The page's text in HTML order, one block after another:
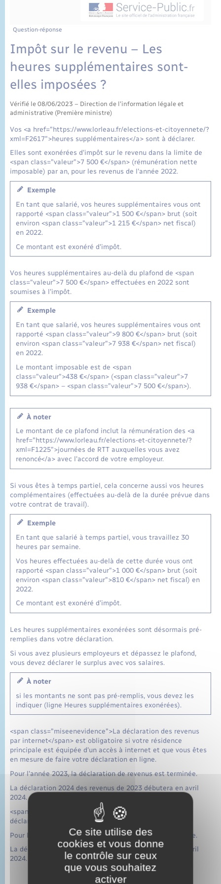
Question-réponse
Impôt sur le revenu – Les
heures supplémentaires sont-
elles imposées ?
Vérifié le 08/06/2023 – Direction de l'information légale et
administrative (Première ministre)
Vos <a href="https://www.lorleau.fr/elections-et-citoyennete/?
xml=F2617">heures supplémentaires</a> sont à déclarer.
Elles sont exonérées d'impôt sur le revenu dans la limite de
<span class="valeur">7 500 €</span> (rémunération nette
imposable) par an, pour les revenus de l'année 2022.
Exemple
En tant que salarié, vos heures supplémentaires vous ont
rapporté <span class="valeur">1 500 €</span> brut (soit
environ <span class="valeur">1 215 €</span> net fiscal)
en 2022.
Ce montant est exonéré d'impôt.
Vos heures supplémentaires au-delà du plafond de <span
class="valeur">7 500 €</span> effectuées en 2022 sont
soumises à l'impôt.
Exemple
En tant que salarié, vos heures supplémentaires vous ont
rapporté <span class="valeur">9 800 €</span> brut (soit
environ <span class="valeur">7 938 €</span> net fiscal)
en 2022.
Le montant imposable est de <span
class="valeur">438 €</span> (<span class="valeur">7
938 €</span> – <span class="valeur">7 500 €</span>).
À noter
Le montant de ce plafond inclut la rémunération des <a
href="https://www.lorleau.fr/elections-et-citoyennete/?
xml=F1225">journées de RTT auxquelles vous avez
renoncé</a> avec l'accord de votre employeur.
Si vous êtes à temps partiel, cela concerne aussi vos heures
complémentaires (effectuées au-delà de la durée prévue dans
votre contrat de travail).
Exemple
En tant que salarié à temps partiel, vous travaillez 30
heures par semaine.
Vos heures effectuées au-delà de cette durée vous ont
rapporté <span class="valeur">1 000 €</span> brut (soit
environ <span class="valeur">810 €</span> net fiscal) en
2022.
Ce montant est exonéré d'impôt.
Les heures supplémentaires exonérées sont désormais pré-
remplies dans votre déclaration.
Si vous avez plusieurs employeurs et dépassez le plafond,
vous devez déclarer le surplus avec vos salaires.
À noter
si les montants ne sont pas pré-remplis, vous devez les
indiquer (ligne Heures supplémentaires exonérées).
<span class="miseenevidence">La déclaration des revenus
par internet</span> est obligatoire si votre résidence
principale est équipée d'un accès à internet et que vous êtes
en mesure de faire votre déclaration en ligne.
Pour l'année 2023, la déclaration de revenus est terminée.
La déclaration 2024 des revenus de 2023 débutera en avril
2024.
<span class="miseenevidence">Si vous devez faire une
déclaration papier</span>
Pour l'année 2023, la déclaration de revenus est terminée.
La déclaration 2024 des revenus de 2023 débutera en avril
2024.
Ce site utilise des
cookies et vous donne
le contrôle sur ceux
que vous souhaitez
activer